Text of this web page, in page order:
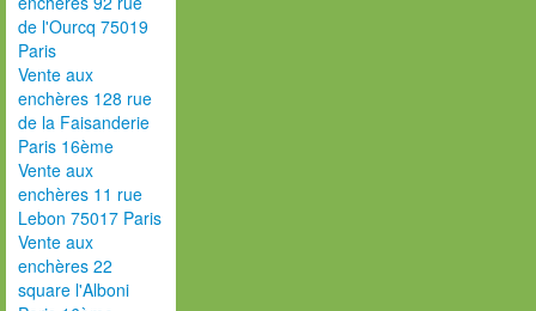
de l'Ourcq 75019
Paris
Vente aux
enchères 128 rue
de la Faisanderie
Paris 16ème
Vente aux
enchères 11 rue
Lebon 75017 Paris
Vente aux
enchères 22
square l'Alboni